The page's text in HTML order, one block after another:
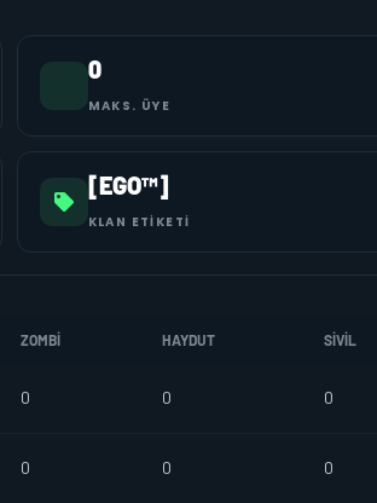
0
MAKS. ÜYE
[EGO™]
KLAN ETIKETI
ZOMBI HAYDUT SIVIL
0 0 0
0 0 0